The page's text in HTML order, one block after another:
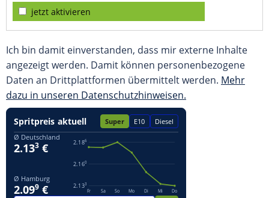
jetzt aktivieren
Ich bin damit einverstanden, dass mir externe Inhalte
angezeigt werden. Damit können personenbezogene
Daten an Drittplattformen übermittelt werden. Mehr
dazu in unseren Datenschutzhinweisen.